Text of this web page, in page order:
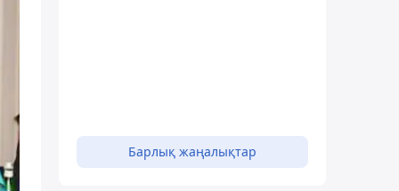
Барлық жаңалықтар